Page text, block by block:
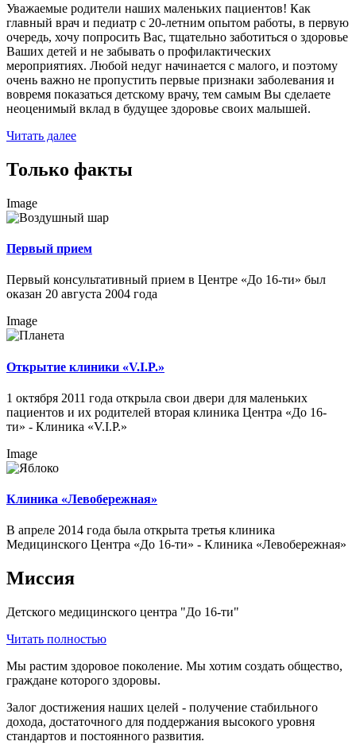
Уважаемые родители наших маленьких пациентов! Как
главный врач и педиатр с 20-летним опытом работы, в первую
очередь, хочу попросить Вас, тщательно заботиться о здоровье
Ваших детей и не забывать о профилактических
мероприятиях. Любой недуг начинается с малого, и поэтому
очень важно не пропустить первые признаки заболевания и
вовремя показаться детскому врачу, тем самым Вы сделаете
неоценимый вклад в будущее здоровье своих малышей.
Читать далее
Только факты
Image
Первый прием
Первый консультативный прием в Центре «До 16-ти» был
оказан 20 августа 2004 года
Image
Открытие клиники «V.I.P.»
1 октября 2011 года открыла свои двери для маленьких
пациентов и их родителей вторая клиника Центра «До 16-
ти» - Клиника «V.I.P.»
Image
Клиника «Левобережная»
В апреле 2014 года была открыта третья клиника
Медицинского Центра «До 16-ти» - Клиника «Левобережная»
Миссия
Детского медицинского центра "До 16-ти"
Читать полностью
Мы растим здоровое поколение. Мы хотим создать общество,
граждане которого здоровы.
Залог достижения наших целей - получение стабильного
дохода, достаточного для поддержания высокого уровня
стандартов и постоянного развития.